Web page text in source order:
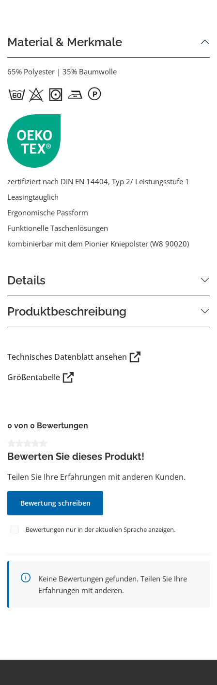
Material & Merkmale
65% Polyester | 35% Baumwolle
zertifiziert nach DIN EN 14404, Typ 2/ Leistungsstufe 1
Leasingtauglich
Ergonomische Passform
Funktionelle Taschenlösungen
kombinierbar mit dem Pionier Kniepolster (W8 90020)
Details
Produktbeschreibung
Technisches Datenblatt ansehen
Größentabelle
0 von 0 Bewertungen
Bewerten Sie dieses Produkt!
Teilen Sie Ihre Erfahrungen mit anderen Kunden.
Bewertung schreiben
Bewertungen nur in der aktuellen Sprache anzeigen.
Keine Bewertungen gefunden. Teilen Sie Ihre
Erfahrungen mit anderen.